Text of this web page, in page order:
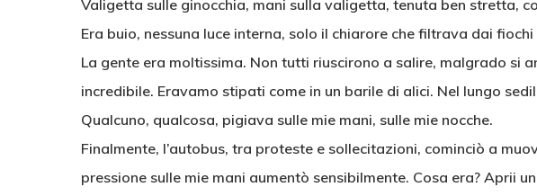
Valigetta sulle ginocchia, mani sulla valigetta, tenuta ben stretta,
Era buio, nessuna luce interna, solo il chiarore che filtrava dai
La gente era moltissima. Non tutti riuscirono a salire, malgrado si
incredibile. Eravamo stipati come in un barile di alici. Nel lungo
Qualcuno, qualcosa, pigiava sulle mie mani, sulle mie nocche.
Finalmente, l’autobus, tra proteste e sollecitazioni, cominciò a
pressione sulle mie mani aumentò sensibilmente. Cosa era? Aprii